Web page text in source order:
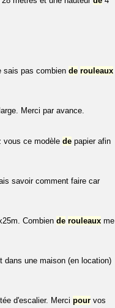
sais pas combien de rouleaux
large. Merci par avance.
vous ce modèle de papier afin
savoir comment faire car
Combien de rouleaux me
dans une maison (en location)
d'escalier. Merci pour vos